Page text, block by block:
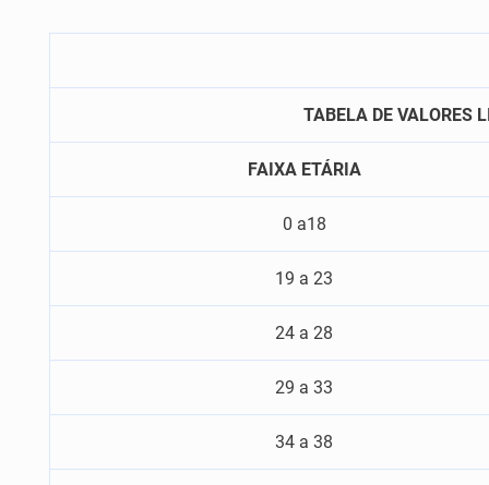
TABELA DE VALORES
FAIXA ETÁRIA
0 a18
19 a 23
24 a 28
29 a 33
34 a 38